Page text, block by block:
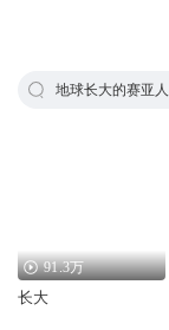
地球长大的赛亚人
91.3万
长大